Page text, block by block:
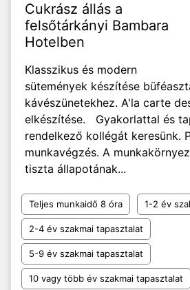
Cukrász állás a
felsőtárkányi Bambara
Hotelben
Klasszikus és modern
sütemények készítése
kávészünetekhez. A'la carte
elkészítése. Gyakorlattal és
rendelkező kollégát keresünk.
munkavégzés. A
tiszta állapotának...
Teljes munkaidő 8 óra 1-2 év
2-4 év szakmai tapasztalat
5-9 év szakmai tapasztalat
10 vagy több év szakmai tapasztalat